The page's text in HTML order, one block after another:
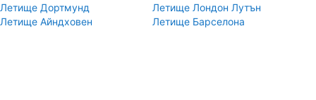
Летище Дортмунд
Летище Лондон Лутън
Летище Айндховен
Летище Барселона